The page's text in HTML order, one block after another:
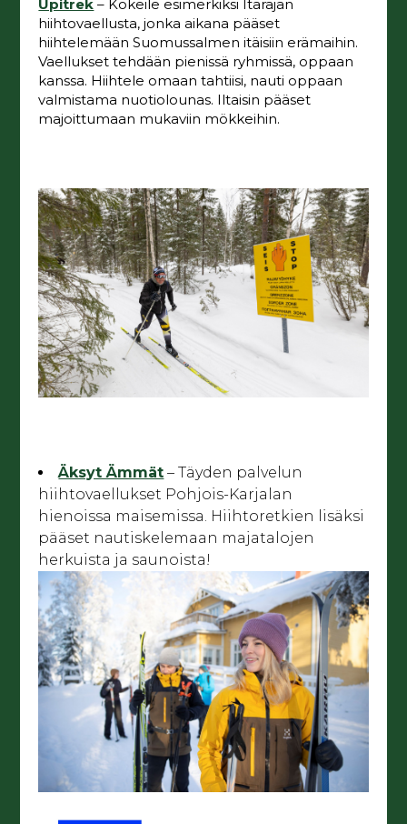
Upitrek – Kokeile esimerkiksi Itärajan
hiihtovaellusta, jonka aikana pääset
hiihtelemään Suomussalmen itäisiin erämaihin.
Vaellukset tehdään pienissä ryhmissä, oppaan
kanssa. Hiihtele omaan tahtiisi, nauti oppaan
valmistama nuotiolounas. Iltaisin pääset
majoittumaan mukaviin mökkeihin.
Äksyt Ämmät – Täyden palvelun
hiihtovaellukset Pohjois-Karjalan
hienoissa maisemissa. Hiihtoretkien lisäksi
pääset nautiskelemaan majatalojen
herkuista ja saunoista!